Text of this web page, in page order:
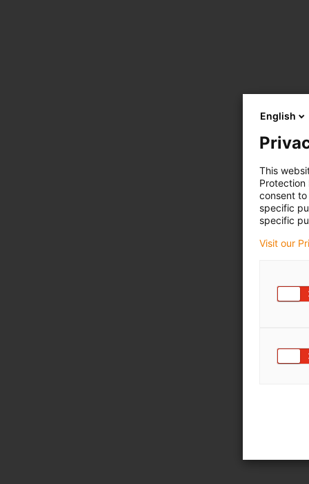
English
This
Protection
consent
specific
specific
Visit our